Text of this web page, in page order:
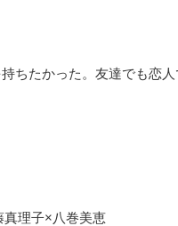
ちたかった。友達でも恋
真理子×八巻美恵